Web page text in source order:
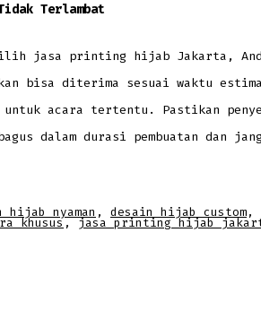
Terlambat
jasa printing hijab Jakarta,
bisa diterima sesuai waktu
untuk acara tertentu. Pastikan
dalam durasi pembuatan dan
hijab nyaman , desain hijab custom,
khusus,jasa printing hijab